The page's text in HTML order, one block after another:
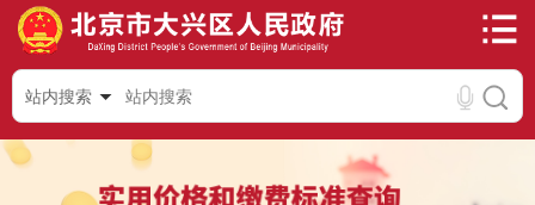
站内搜索